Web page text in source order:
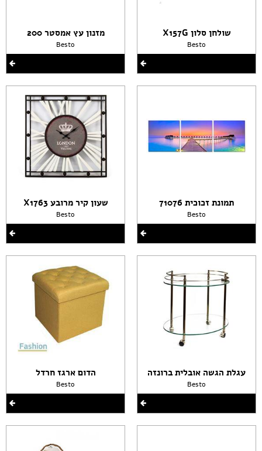
שולחן סלון X157G
Besto
תמונת זכוכית 71076
Besto
עגלת הגשה אובלית ברונזה
Besto
מזנון עץ אמסטר 200
Besto
שעון קיר מרובע X1763
Besto
הדום ארגז חרדל
Besto